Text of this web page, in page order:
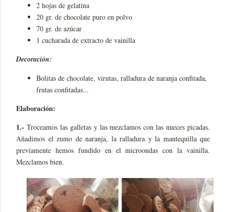
2 hojas de gelatina
20 gr. de chocolate puro en polvo
70 gr. de azúcar
1 cucharada de extracto de vainilla
Decoración:
Bolitas de chocolate, virutas, ralladura de naranja confitada,
frutas confitadas...
Elaboración:
1.- Troceamos las galletas y las mezclamos con las nueces picadas.
Añadimos el zumo de naranja, la ralladura y la mantequilla que
previamente hemos fundido en el microondas con la vainilla.
Mezclamos bien.